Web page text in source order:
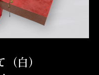
白）